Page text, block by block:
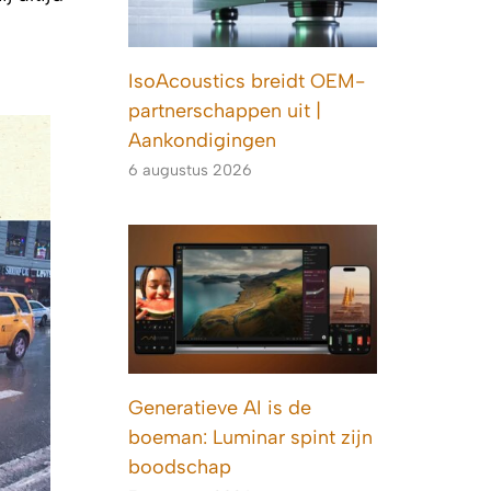
IsoAcoustics breidt OEM-
partnerschappen uit |
Aankondigingen
6 augustus 2026
Generatieve AI is de
boeman: Luminar spint zijn
boodschap